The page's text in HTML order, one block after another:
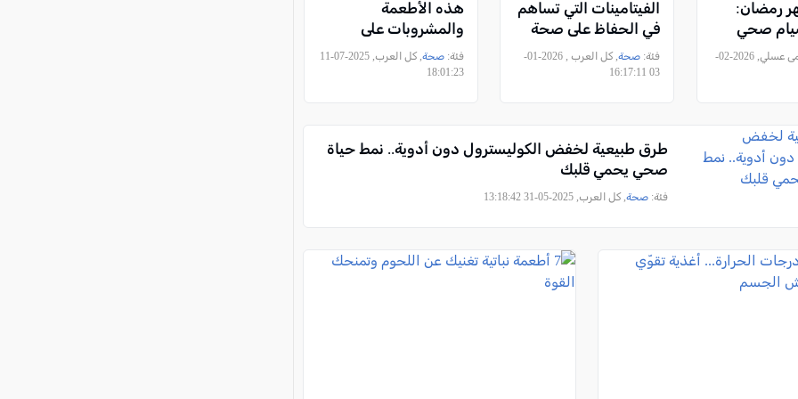
رمضان:
صحي
, سُمى عسلي, 2026-02-
الفيتامينات التي تساهم
في الحفاظ على صحة
البشرة
فئة: صحة
, كل العرب , 2026-01-
03 16:17:11
هذه الأطعمة
والمشروبات على
الإفطار
فئة:صحة
, كل العرب, 2025-07-11
18:01:23
طرق طبيعية لخفض الكوليسترول دون أدوية.. نمط حياة
صحي يحمي قلبك
فئة: صحة, كل العرب, 2025-05-31 13:18:42